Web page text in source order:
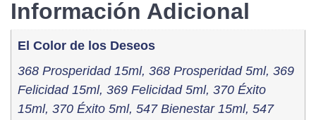
Información Adicional
El Color de los Deseos
368 Prosperidad 15ml, 368 Prosperidad 5ml, 369
Felicidad 15ml, 369 Felicidad 5ml, 370 Éxito
15ml, 370 Éxito 5ml, 547 Bienestar 15ml, 547